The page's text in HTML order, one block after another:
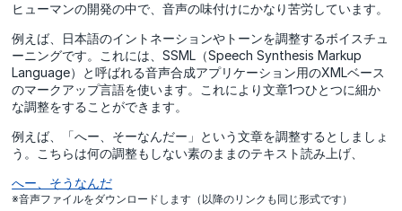
ヒューマンの開発の中で、音声の味付けにかなり苦労しています。
例えば、日本語のイントネーションやトーンを調整するボイスチュ
ーニングです。これには、SSML（Speech Synthesis Markup
Language）と呼ばれる音声合成アプリケーション用のXMLベース
のマークアップ言語を使います。これにより文章1つひとつに細か
な調整をすることができます。
例えば、「へー、そーなんだー」という文章を調整するとしましょ
う。こちらは何の調整もしない素のままのテキスト読み上げ、
へー、そうなんだ
※音声ファイルをダウンロードします（以降のリンクも同じ形式です）